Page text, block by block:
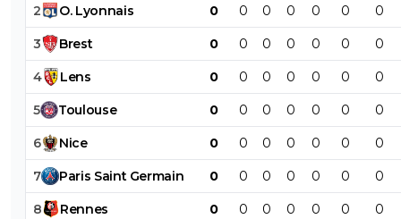
2 O. Lyonnais 0 0 0 0 0 0 0
3 Brest 0 0 0 0 0 0 0
4 Lens 0 0 0 0 0 0 0
5 Toulouse 0 0 0 0 0 0 0
6 Nice 0 0 0 0 0 0 0
7 Paris Saint Germain 0 0 0 0 0 0 0
8 Rennes 0 0 0 0 0 0 0